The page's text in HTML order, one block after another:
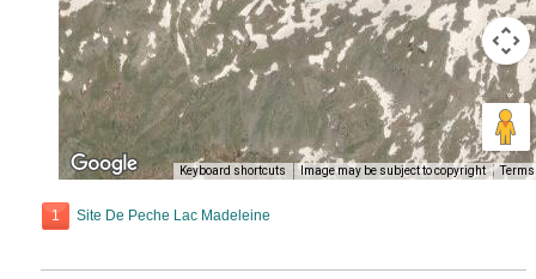
Keyboard shortcuts Image may be subject to copyright Terms
1 Site De Peche Lac Madeleine